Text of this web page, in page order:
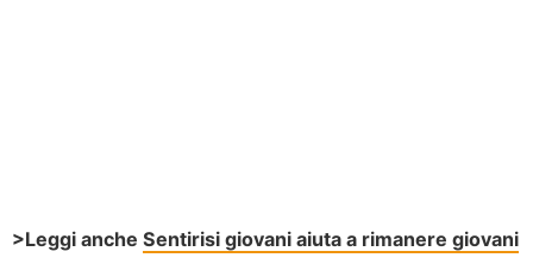
>Leggi anche Sentirisi giovani aiuta a rimanere giovani